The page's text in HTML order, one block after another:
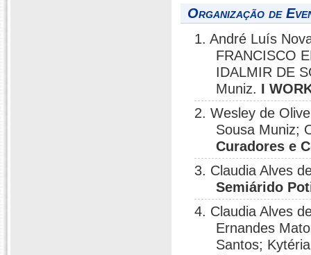
Organização de
1. André Luís
FRANCISCO
IDALMIR DE
Muniz. I
2. Wesley de
Sousa Muniz;
Curadores e
3. Claudia Alves
Semiárido
4. Claudia Alves
Ernandes
Santos;